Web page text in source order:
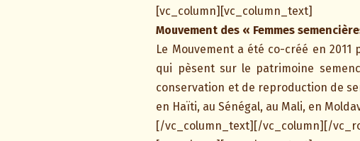
[vc_column][vc_column_text]
Mouvement des « Femmes
Le Mouvement a été co-créé en
qui pèsent sur le patrimoine
conservation et de reproduction de
en Haïti, au Sénégal, au Mali, en
[/vc_column_text][/vc_column][/